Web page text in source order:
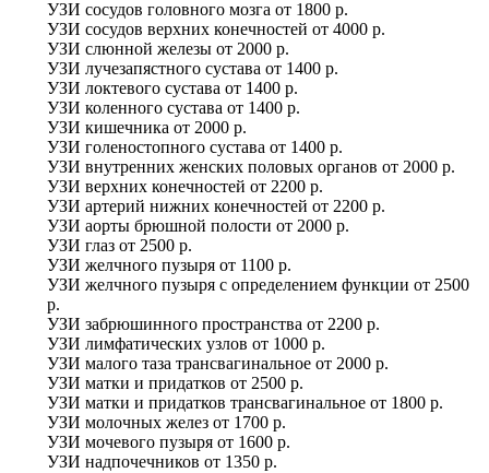
УЗИ сосудов головного мозга от 1800 р.
УЗИ сосудов верхних конечностей от 4000 р.
УЗИ слюнной железы от 2000 р.
УЗИ лучезапястного сустава от 1400 р.
УЗИ локтевого сустава от 1400 р.
УЗИ коленного сустава от 1400 р.
УЗИ кишечника от 2000 р.
УЗИ голеностопного сустава от 1400 р.
УЗИ внутренних женских половых органов от 2000 р.
УЗИ верхних конечностей от 2200 р.
УЗИ артерий нижних конечностей от 2200 р.
УЗИ аорты брюшной полости от 2000 р.
УЗИ глаз от 2500 р.
УЗИ желчного пузыря от 1100 р.
УЗИ желчного пузыря с определением функции от 2500
р.
УЗИ забрюшинного пространства от 2200 р.
УЗИ лимфатических узлов от 1000 р.
УЗИ малого таза трансвагинальное от 2000 р.
УЗИ матки и придатков от 2500 р.
УЗИ матки и придатков трансвагинальное от 1800 р.
УЗИ молочных желез от 1700 р.
УЗИ мочевого пузыря от 1600 р.
УЗИ надпочечников от 1350 р.